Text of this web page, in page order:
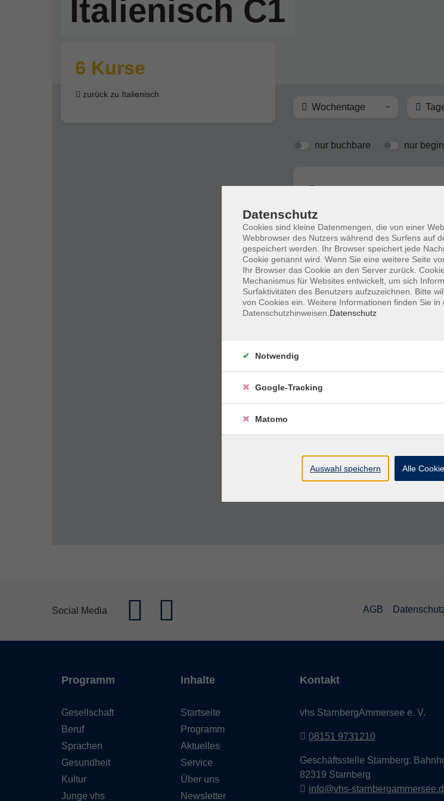
Italienisch C1
6 Kurse
zurück zu Italienisch
Wochentage
nur buchbare nur
Italienisch C1/C2 -
Italienisch C1
Superhirn - Vokabeln
Sekundentakt
Social Media AGB
Programm
Gesellschaft
Beruf
Sprachen
Gesundheit
Kultur
Junge vhs
Inhalte
Startseite
Programm
Aktuelles
Service
Über uns
Newsletter
Kontakt
vhs StarnbergAmmersee e. V.
08151 9731210
Geschäftsstelle Starnberg:
82319 Starnberg
info@vhs-
Datenschutz
Cookies sind kleine Datenmengen, die von einer
Webbrowser des Nutzers während des Surfens auf
gespeichert werden. Ihr Browser speichert jede
Cookie genannt wird. Wenn Sie eine weitere Seite
Ihr Browser das Cookie an den Server zurück.
Mechanismus für Websites entwickelt, um sich
Surfaktivitäten des Benutzers aufzuzeichnen. Bitte
von Cookies ein. Weitere Informationen finden Sie in
Datenschutzhinweisen. Datenschutz
Notwendig
Google-Tracking
Matomo
Auswahl speichern Alle